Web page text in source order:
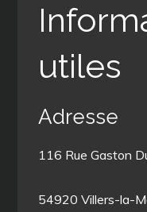
utiles
Adresse
116 Rue Gaston
54920 Villers-la-